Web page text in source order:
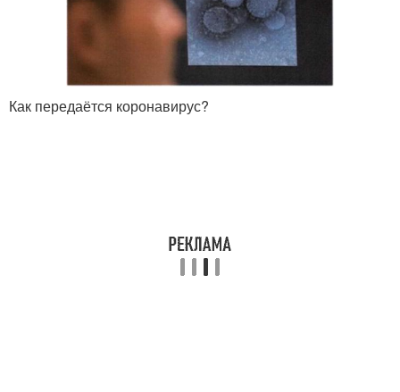
Как передаётся коронавирус?